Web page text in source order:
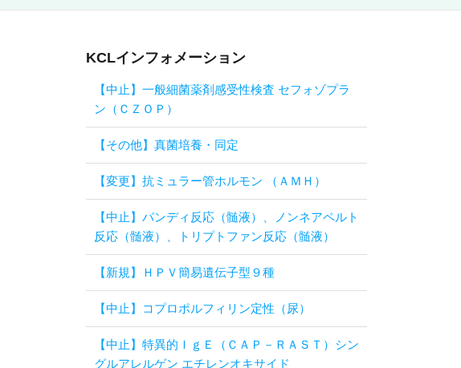
KCLインフォメーション
【中止】一般細菌薬剤感受性検査 セフォゾプラ
【その他】真菌培養・同定
【変更】抗ミュラー管ホルモン （ＡＭＨ）
【中止】パンディ反応（髄液）、ノンネアペルト
【新規】ＨＰＶ簡易遺伝子型９種
【中止】コプロポルフィリン定性（尿）
【中止】特異的ＩｇＥ（ＣＡＰ－ＲＡＳＴ）シン